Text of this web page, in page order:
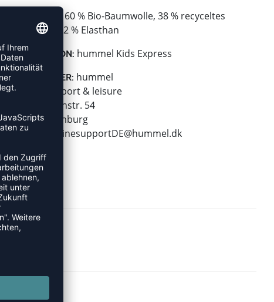
60 % Bio-Baumwolle, 38 % recyceltes
Polyester, 2 % Elasthan
KOLLEKTION: hummel Kids Express
HERSTELLER: hummel
hummel sport & leisure
Leverkusenstr. 54
22761 Hamburg
E-Mail:
onlinesupportDE@hummel.dk